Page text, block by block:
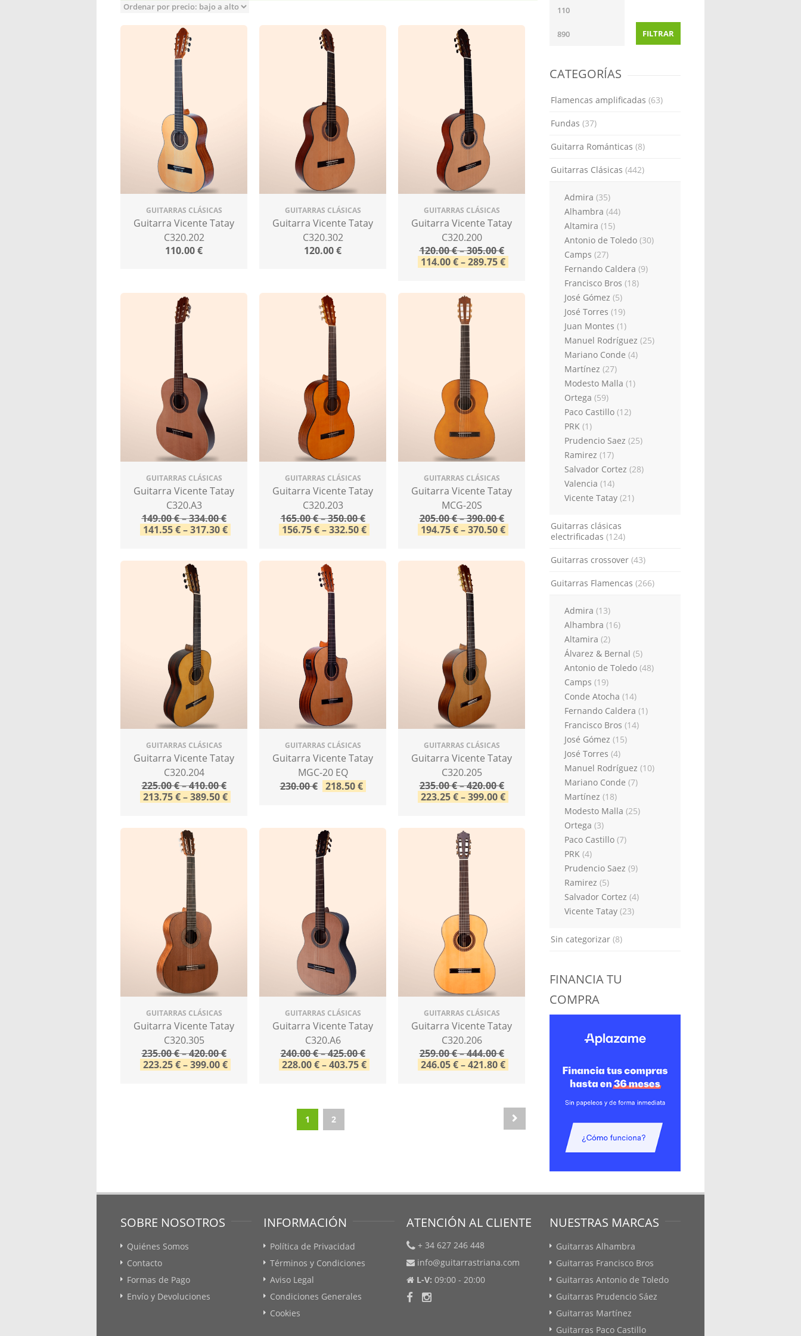
GUITARRAS CLÁSICAS
Guitarra Vicente Tatay
C320.202
110.00€
GUITARRAS CLÁSICAS
Guitarra Vicente Tatay
C320.302
120.00€
GUITARRAS CLÁSICAS
Guitarra Vicente Tatay
C320.200
120.00€–305.00€
114.00€–289.75€
GUITARRAS CLÁSICAS
Guitarra Vicente Tatay
C320.A3
149.00€–334.00€
141.55€–317.30€
GUITARRAS CLÁSICAS
Guitarra Vicente Tatay
C320.203
165.00€–350.00€
156.75€–332.50€
GUITARRAS CLÁSICAS
Guitarra Vicente Tatay
MCG-20S
205.00€–390.00€
194.75€–370.50€
GUITARRAS CLÁSICAS
Guitarra Vicente Tatay
C320.204
225.00€–410.00€
213.75€–389.50€
GUITARRAS CLÁSICAS
Guitarra Vicente Tatay
MGC-20 EQ
230.00€ 218.50€
GUITARRAS CLÁSICAS
Guitarra Vicente Tatay
C320.205
235.00€–420.00€
223.25€–399.00€
GUITARRAS CLÁSICAS
Guitarra Vicente Tatay
C320.305
235.00€–420.00€
223.25€–399.00€
GUITARRAS CLÁSICAS
Guitarra Vicente Tatay
C320.A6
240.00€–425.00€
228.00€–403.75€
GUITARRAS CLÁSICAS
Guitarra Vicente Tatay
C320.206
259.00€–444.00€
246.05€–421.80€
1 2
FILTRAR
CATEGORÍAS
Flamencas amplificadas (63)
Fundas (37)
Guitarra Románticas (8)
Guitarras Clásicas (442)
Admira (35)
Alhambra (44)
Altamira (15)
Antonio de Toledo (30)
Camps (27)
Fernando Caldera (9)
Francisco Bros (18)
José Gómez (5)
José Torres (19)
Juan Montes (1)
Manuel Rodríguez (25)
Mariano Conde (4)
Martínez (27)
Modesto Malla (1)
Ortega (59)
Paco Castillo (12)
PRK (1)
Prudencio Saez (25)
Ramirez (17)
Salvador Cortez (28)
Valencia (14)
Vicente Tatay (21)
Guitarras clásicas
electrificadas (124)
Guitarras crossover (43)
Guitarras Flamencas (266)
Admira (13)
Alhambra (16)
Altamira (2)
Álvarez & Bernal (5)
Antonio de Toledo (48)
Camps (19)
Conde Atocha (14)
Fernando Caldera (1)
Francisco Bros (14)
José Gómez (15)
José Torres (4)
Manuel Rodríguez (10)
Mariano Conde (7)
Martínez (18)
Modesto Malla (25)
Ortega (3)
Paco Castillo (7)
PRK (4)
Prudencio Saez (9)
Ramirez (5)
Salvador Cortez (4)
Vicente Tatay (23)
Sin categorizar (8)
FINANCIA TU
COMPRA
SOBRE NOSOTROS
Quiénes Somos
Contacto
Formas de Pago
Envío y Devoluciones
INFORMACIÓN
Política de Privacidad
Términos y Condiciones
Aviso Legal
Condiciones Generales
Cookies
ATENCIÓN AL CLIENTE
+ 34 627 246 448
info@guitarrastriana.com
L-V: 09:00 - 20:00
NUESTRAS MARCAS
Guitarras Alhambra
Guitarras Francisco Bros
Guitarras Antonio de Toledo
Guitarras Prudencio Sáez
Guitarras Martínez
Guitarras Paco Castillo